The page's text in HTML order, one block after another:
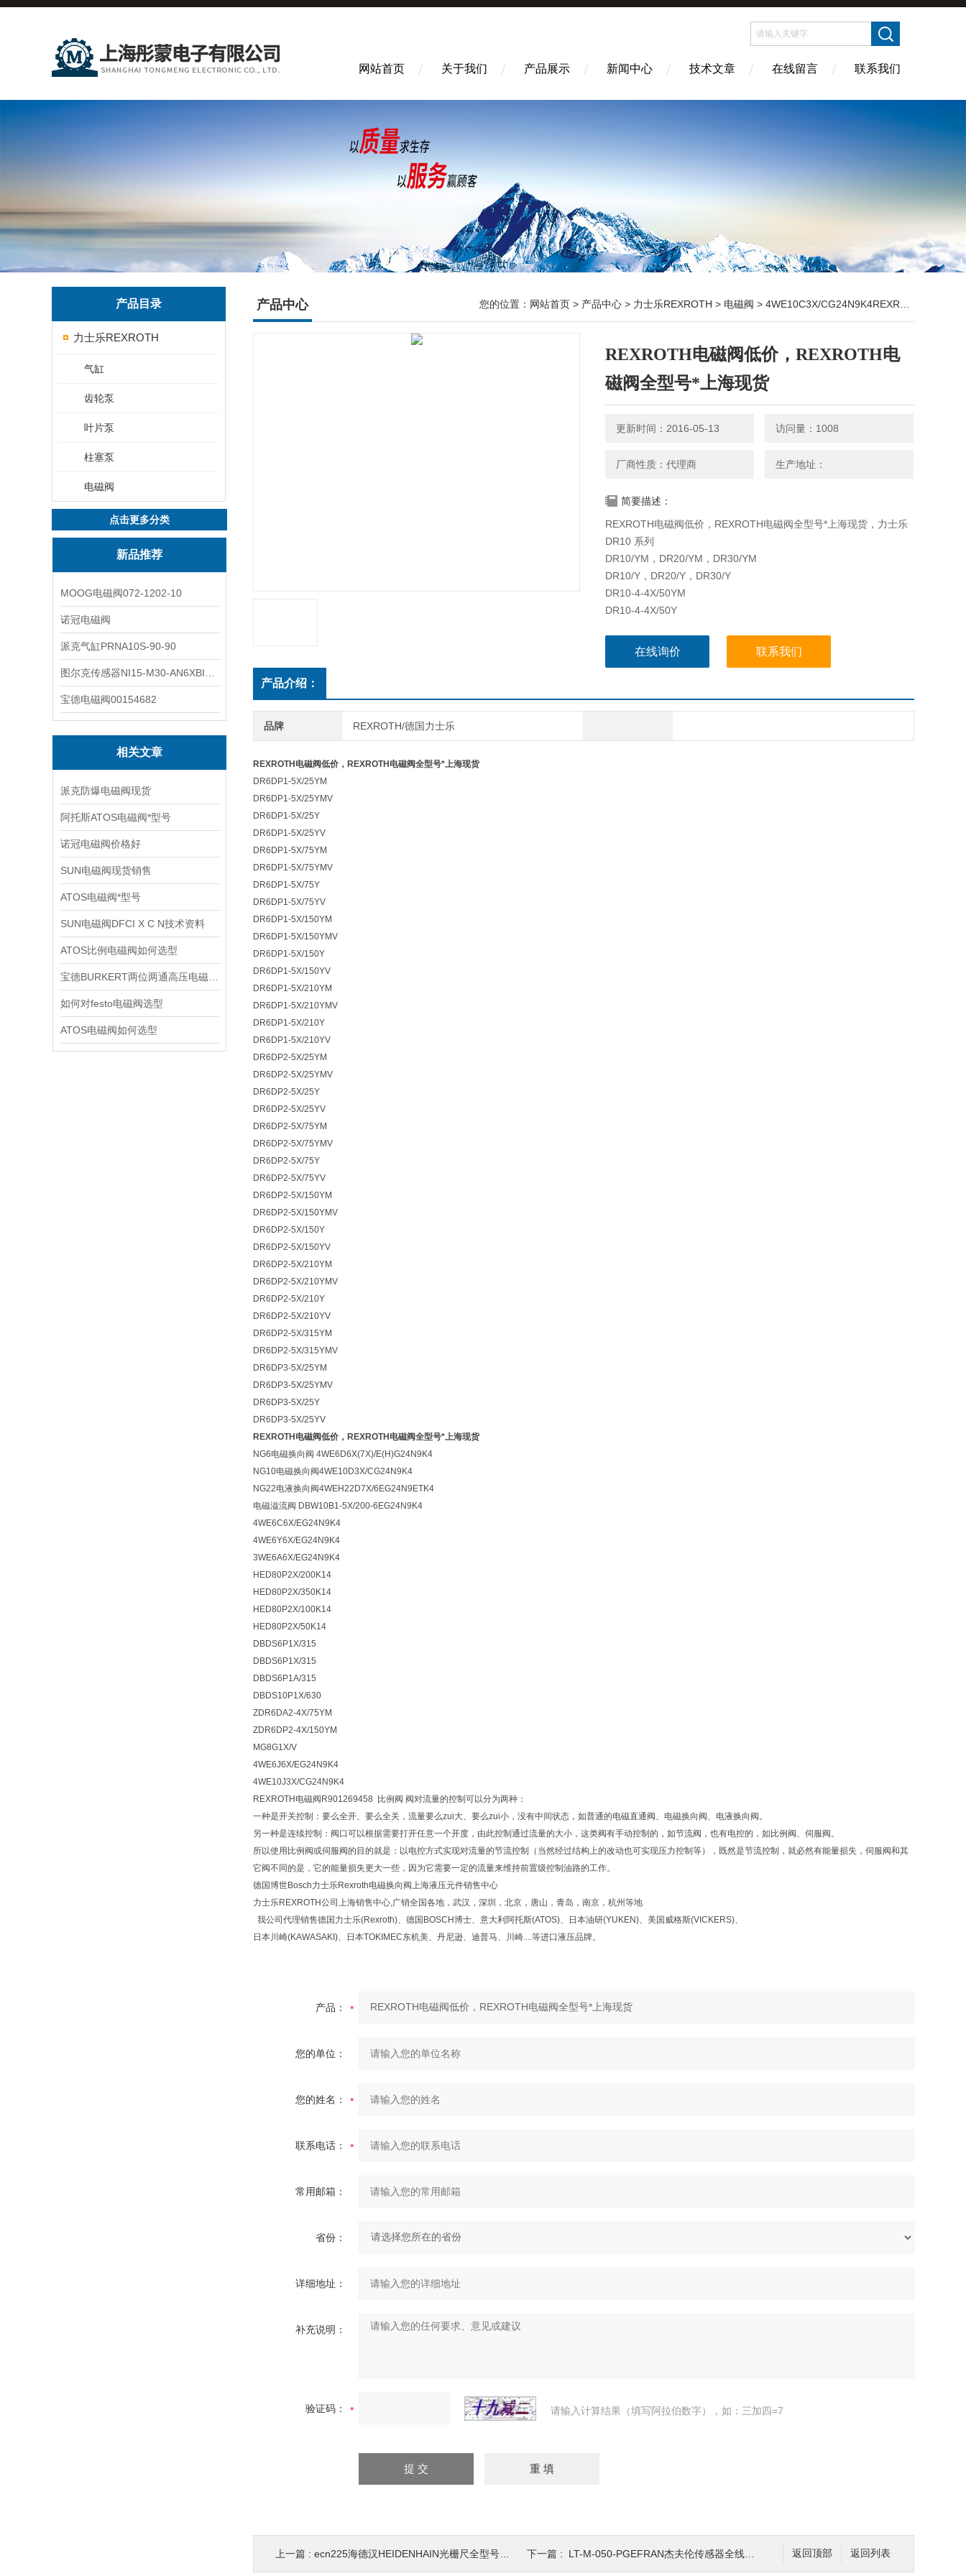
网站首页 关于我们 产品展示 新闻中心 技术文章 在线留言 联系我们
产品目录
力士乐REXROTH
气缸
齿轮泵
叶片泵
柱塞泵
电磁阀
点击更多分类
新品推荐
MOOG电磁阀072-1202-10
诺冠电磁阀
派克气缸PRNA10S-90-90
宝德电磁阀00154682
相关文章
派克防爆电磁阀现货
阿托斯ATOS电磁阀*型号
诺冠电磁阀价格好
SUN电磁阀现货销售
ATOS电磁阀*型号
SUN电磁阀DFCI X C N技术资料
ATOS比例电磁阀如何选型
如何对festo电磁阀选型
ATOS电磁阀如何选型
产品中心 您的位置： 网站首页 > 产品中心 > 力士乐REXROTH > 电磁阀 > 4WE10C3X/CG24N9K4REXROTH电磁阀低价，REXROTH电磁阀全型号*上海现货
REXROTH电磁阀低价，REXROTH电
磁阀全型号*上海现货
更新时间：2016-05-13 访问量：1008
厂商性质：代理商 生产地址：
简要描述：
REXROTH电磁阀低价，REXROTH电磁阀全型号*上海现货，力士乐
DR10 系列
DR10/YM，DR20/YM，DR30/YM
DR10/Y，DR20/Y，DR30/Y
DR10-4-4X/50YM
DR10-4-4X/50Y
DR10-4-4X/100YM
DR10-4-4X/100YV
DR
在线询价 联系我们
产品介绍：
品牌 REXROTH/德国力士乐
REXROTH电磁阀低价，REXROTH电磁阀全型号*上海现货
DR6DP1-5X/25YM
DR6DP1-5X/25YMV
DR6DP1-5X/25Y
DR6DP1-5X/25YV
DR6DP1-5X/75YM
DR6DP1-5X/75YMV
DR6DP1-5X/75Y
DR6DP1-5X/75YV
DR6DP1-5X/150YM
DR6DP1-5X/150YMV
DR6DP1-5X/150Y
DR6DP1-5X/150YV
DR6DP1-5X/210YM
DR6DP1-5X/210YMV
DR6DP1-5X/210Y
DR6DP1-5X/210YV
DR6DP2-5X/25YM
DR6DP2-5X/25YMV
DR6DP2-5X/25Y
DR6DP2-5X/25YV
DR6DP2-5X/75YM
DR6DP2-5X/75YMV
DR6DP2-5X/75Y
DR6DP2-5X/75YV
DR6DP2-5X/150YM
DR6DP2-5X/150YMV
DR6DP2-5X/150Y
DR6DP2-5X/150YV
DR6DP2-5X/210YM
DR6DP2-5X/210YMV
DR6DP2-5X/210Y
DR6DP2-5X/210YV
DR6DP2-5X/315YM
DR6DP2-5X/315YMV
DR6DP3-5X/25YM
DR6DP3-5X/25YMV
DR6DP3-5X/25Y
DR6DP3-5X/25YV
REXROTH电磁阀低价，REXROTH电磁阀全型号*上海现货
NG6电磁换向阀 4WE6D6X(7X)/E(H)G24N9K4
NG10电磁换向阀4WE10D3X/CG24N9K4
NG22电液换向阀4WEH22D7X/6EG24N9ETK4
电磁溢流阀 DBW10B1-5X/200-6EG24N9K4
4WE6C6X/EG24N9K4
4WE6Y6X/EG24N9K4
3WE6A6X/EG24N9K4
HED80P2X/200K14
HED80P2X/350K14
HED80P2X/100K14
HED80P2X/50K14
DBDS6P1X/315
DBDS6P1X/315
DBDS6P1A/315
DBDS10P1X/630
ZDR6DA2-4X/75YM
ZDR6DP2-4X/150YM
MG8G1X/V
4WE6J6X/EG24N9K4
4WE10J3X/CG24N9K4
REXROTH电磁阀R901269458 比例阀 阀对流量的控制可以分为两种：
一种是开关控制：要么全开、要么全关，流量要么zui大、要么zui小，没有中间状态，如普通的电磁直通阀、电磁换向阀、电液换向阀。
另一种是连续控制：阀口可以根据需要打开任意一个开度，由此控制通过流量的大小，这类阀有手动控制的，如节流阀，也有电控的，如比例阀、伺服阀。
所以使用比例阀或伺服阀的目的就是：以电控方式实现对流量的节流控制（当然经过结构上的改动也可实现压力控制等），既然是节流控制，就必然有能量损失，伺服阀和其
它阀不同的是，它的能量损失更大一些，因为它需要一定的流量来维持前置级控制油路的工作。
德国博世Bosch力士乐Rexroth电磁换向阀上海液压元件销售中心
力士乐REXROTH公司上海销售中心,广销全国各地，武汉，深圳，北京，唐山，青岛，南京，杭州等地
我公司代理销售德国力士乐(Rexroth)、德国BOSCH博士、意大利阿托斯(ATOS)、日本油研(YUKEN)、美国威格斯(VICKERS)、
日本川崎(KAWASAKI)、日本TOKIMEC东机美、丹尼逊、迪普马、川崎....等进口液压品牌。
产品：
您的单位：
您的姓名：
联系电话：
常用邮箱：
省份：
详细地址：
补充说明：
验证码： 请输入计算结果（填写阿拉伯数字），如：三加四=7
返回列表
返回顶部
上一篇 : ecn225海德汉HEIDENHAIN光栅尺全型号*销售，上海现货 下一篇 : LT-M-050-PGEFRAN杰夫伦传感器全线代理。上海*